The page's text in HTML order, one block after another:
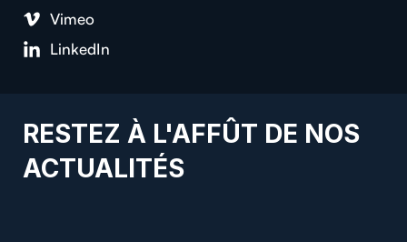
Vimeo
LinkedIn
RESTEZ À L'AFFÛT DE NOS
ACTUALITÉS